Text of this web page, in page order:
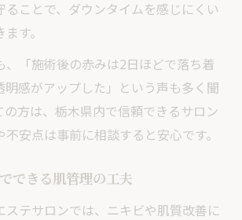
ることで、ダウンタイムを感じにくい
す。
、「施術後の赤みは2日ほどで落ち着
明感がアップした」という声も多く聞
の方は、栃木県内で信頼できるサロン
安点は事前に相談すると安心です。
できる肌管理の工夫
ステサロンでは、ニキビや肌質改善に